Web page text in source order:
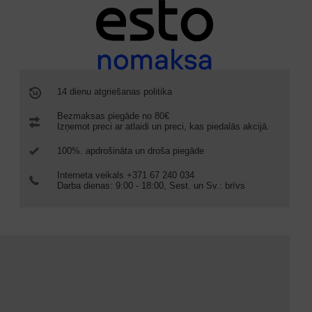
14 dienu atgriešanas politika
Bezmaksas piegāde no 80€
Izņemot preci ar atlaidi un preci, kas piedalās akcijā.
100%. apdrošināta un droša piegāde
Interneta veikals +371 67 240 034
Darba dienas: 9:00 - 18:00, Sest. un Sv.: brīvs